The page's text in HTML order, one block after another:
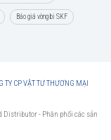
Báo giá vòng bi SKF
TY CP VẬT TƯ THƯƠNG MẠI
Distributor- Phân phối các sản